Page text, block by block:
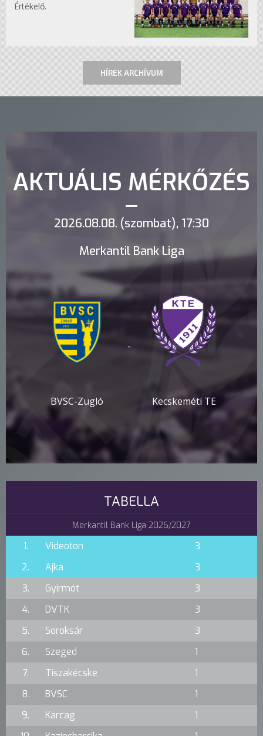
Értékelő.
HÍREK ARCHÍVUM
AKTUÁLIS MÉRKŐZÉS
2026.08.08. (szombat), 17:30
Merkantil Bank Liga
BVSC-Zugló
-
Kecskeméti TE
TABELLA
Merkantil Bank Liga 2026/2027
1. Videoton
3
2.
Ajka
3
3.
Gyirmót
3
4.
DVTK
3
5.
Soroksár
3
6.
Szeged
1
7.
Tiszakécske
1
8.
BVSC
1
9.
Karcag
1